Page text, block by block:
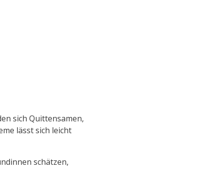
sich Quittensamen,
lässt sich leicht
schätzen,